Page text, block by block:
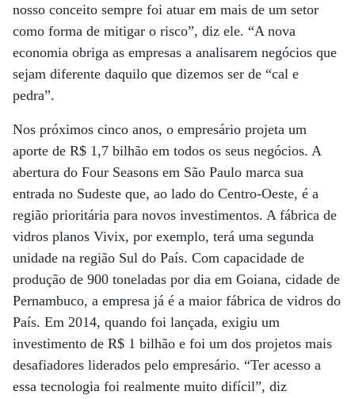
nosso conceito sempre foi atuar em mais de um setor
como forma de mitigar o risco”, diz ele. “A nova
economia obriga as empresas a analisarem negócios que
sejam diferente daquilo que dizemos ser de “cal e
pedra”.
Nos próximos cinco anos, o empresário projeta um
aporte de R$ 1,7 bilhão em todos os seus negócios. A
abertura do Four Seasons em São Paulo marca sua
entrada no Sudeste que, ao lado do Centro-Oeste, é a
região prioritária para novos investimentos. A fábrica de
vidros planos Vivix, por exemplo, terá uma segunda
unidade na região Sul do País. Com capacidade de
produção de 900 toneladas por dia em Goiana, cidade de
Pernambuco, a empresa já é a maior fábrica de vidros do
País. Em 2014, quando foi lançada, exigiu um
investimento de R$ 1 bilhão e foi um dos projetos mais
desafiadores liderados pelo empresário. “Ter acesso a
essa tecnologia foi realmente muito difícil”, diz